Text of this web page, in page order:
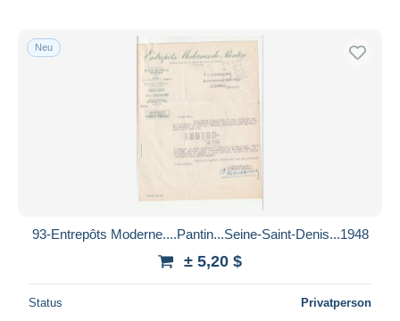
Neu
93-Entrepôts Moderne....Pantin...Seine-Saint-Denis...1948
± 5,20 $
Status Privatperson